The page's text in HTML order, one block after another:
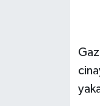
HABERDE